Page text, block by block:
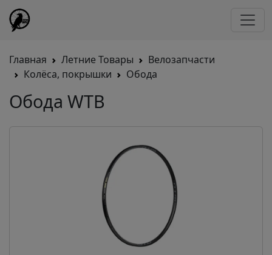
Главная Летние Товары
Велозапчасти
Колёса, покрышки
Обода
Обода WTB